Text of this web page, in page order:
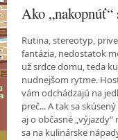
Ako
Rutina, stereotyp,
fantázia, nedostatok
už srdce domu, teda
nudnejšom rytme.
vám odchádzajú na
preč... A tak sa
aj o občasné
sa na kulinárske